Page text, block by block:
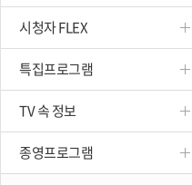
시청자 FLEX
특집프로그램
TV 속 정보
종영프로그램